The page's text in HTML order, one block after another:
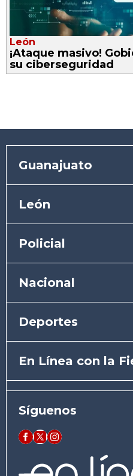
León
¡Ataque masivo!
su ciberseguridad
Guanajuato
León
Policial
Nacional
Deportes
En Línea con la
Síguenos